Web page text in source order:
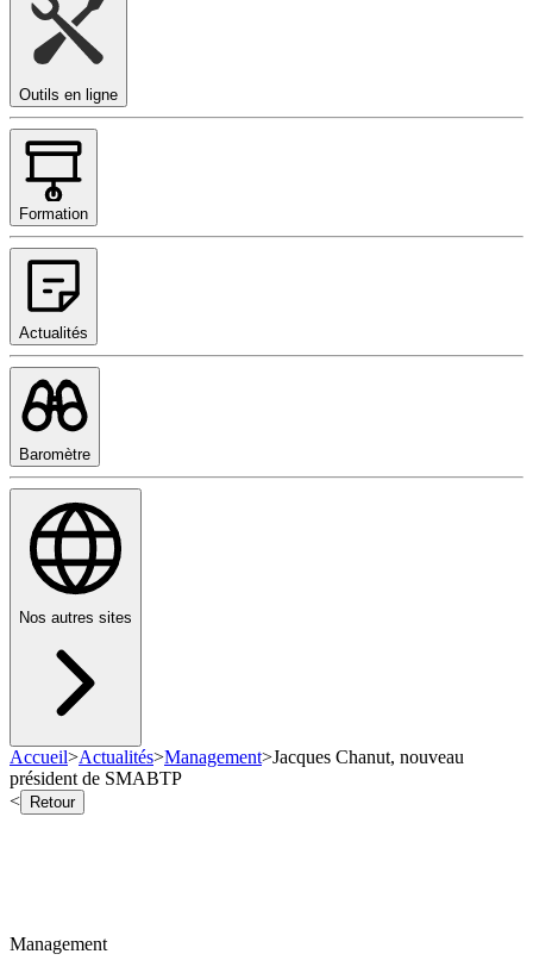
Outils en ligne
Formation
Actualités
Baromètre
Nos autres sites
Accueil>Actualités>Management>Jacques Chanut, nouveau
président de SMABTP
<
Retour
Management